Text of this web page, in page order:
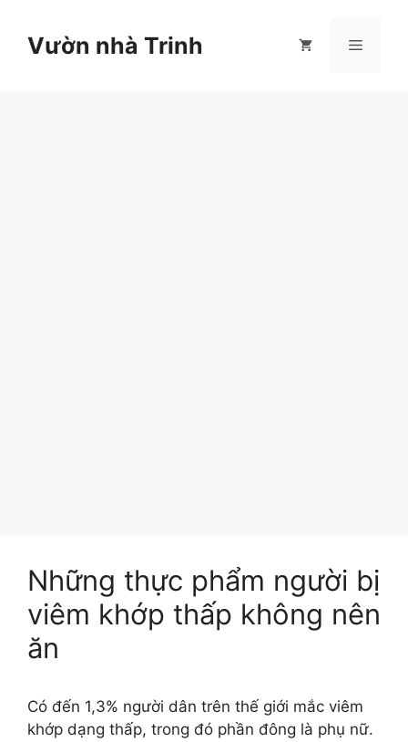
Vườn nhà Trinh Menu
Những thực phẩm người bị
viêm khớp thấp không nên
ăn
Có đến 1,3% người dân trên thế giới mắc viêm
khớp dạng thấp, trong đó phần đông là phụ nữ.